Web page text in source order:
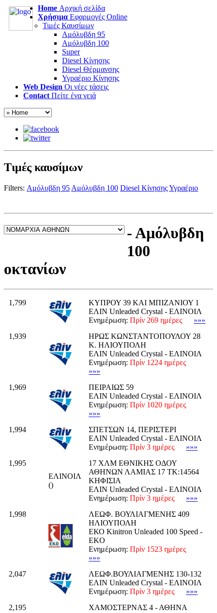
Home Αρχική σελίδα
Χρήσιμα Εφαρμογές Online
Τιμές Καυσίμων
Αμόλυβδη 95
Αμόλυβδη 100
Super
Diesel Κίνησης
Diesel Θέρμανσης
Υγραέριο Κίνησης
Web Design Οι νέες τάσεις
Contact Πείτε ένα γειά
Τιμές καυσίμων
Filters: Αμόλυβδη 95 Αμόλυβδη 100 Diesel ΚίνησηςΥγραέριο
- Αμόλυβδη
100
οκτανίων
1,799
ΚΥΠΡΟΥ 39 ΚΑΙ ΜΠΙΖΑΝΙΟΥ 1
ΕΛΙΝ Unleaded Crystal - ΕΛΙΝΟΙΛ
Ενημέρωση: Πρίν 269 ημέρες
»»»
1,939
ΗΡΩΣ ΚΩΝΣΤΑΝΤΟΠΟΥΛΟΥ 28
Κ. ΗΛΙΟΥΠΟΛΗ
ΕΛΙΝ Unleaded Crystal - ΕΛΙΝΟΙΛ
Ενημέρωση: Πρίν 1224 ημέρες
»»»
1,969
ΠΕΙΡΑΙΩΣ 59
ΕΛΙΝ Unleaded Crystal - ΕΛΙΝΟΙΛ
Ενημέρωση: Πρίν 1020 ημέρες
»»»
1,994
ΣΠΕΤΣΩΝ 14, ΠΕΡΙΣΤΕΡΙ
ΕΛΙΝ Unleaded Crystal - ΕΛΙΝΟΙΛ
Ενημέρωση: Πρίν 3 ημέρες
»»»
1,995
ΕΛΙΝΟΙΛ
()
17 ΧΛΜ ΕΘΝΙΚΗΣ ΟΔΟΥ
ΑΘΗΝΩΝ ΛΑΜΙΑΣ 17 ΤΚ:14564
ΚΗΦΙΣΙΑ
ΕΛΙΝ Unleaded Crystal - ΕΛΙΝΟΙΛ
Ενημέρωση: Πρίν 3 ημέρες
»»»
1,998
ΛΕΩΦ. ΒΟΥΛΙΑΓΜΕΝΗΣ 409
ΗΛΙΟΥΠΟΛΗ
ΕΚΟ Kinitron Unleaded 100 Speed -
EKO
Ενημέρωση: Πρίν 1523 ημέρες
»»»
2,047
ΛΕΩΦ.ΒΟΥΛΙΑΓΜΕΝΗΣ 130-132
ΕΛΙΝ Unleaded Crystal - ΕΛΙΝΟΙΛ
Ενημέρωση: Πρίν 3 ημέρες
»»»
2,195
ΧΑΜΟΣΤΕΡΝΑΣ 4 - ΑΘΗΝΑ